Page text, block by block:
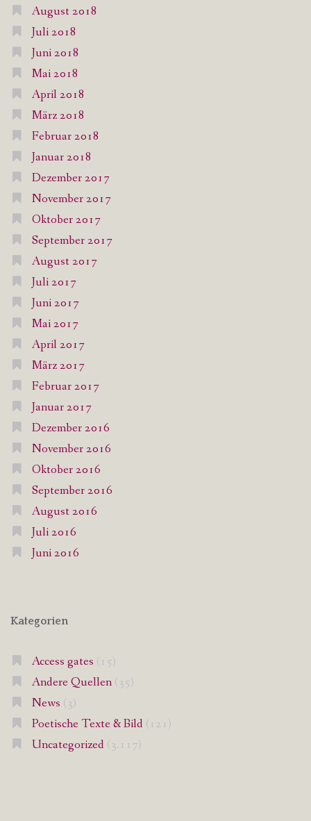
August 2018
Juli 2018
Juni 2018
Mai 2018
April 2018
März 2018
Februar 2018
Januar 2018
Dezember 2017
November 2017
Oktober 2017
September 2017
August 2017
Juli 2017
Juni 2017
Mai 2017
April 2017
März 2017
Februar 2017
Januar 2017
Dezember 2016
November 2016
Oktober 2016
September 2016
August 2016
Juli 2016
Juni 2016
Kategorien
Access gates (15)
Andere Quellen(35)
News (3)
Poetische Texte & Bild (121)
Uncategorized (3.117)